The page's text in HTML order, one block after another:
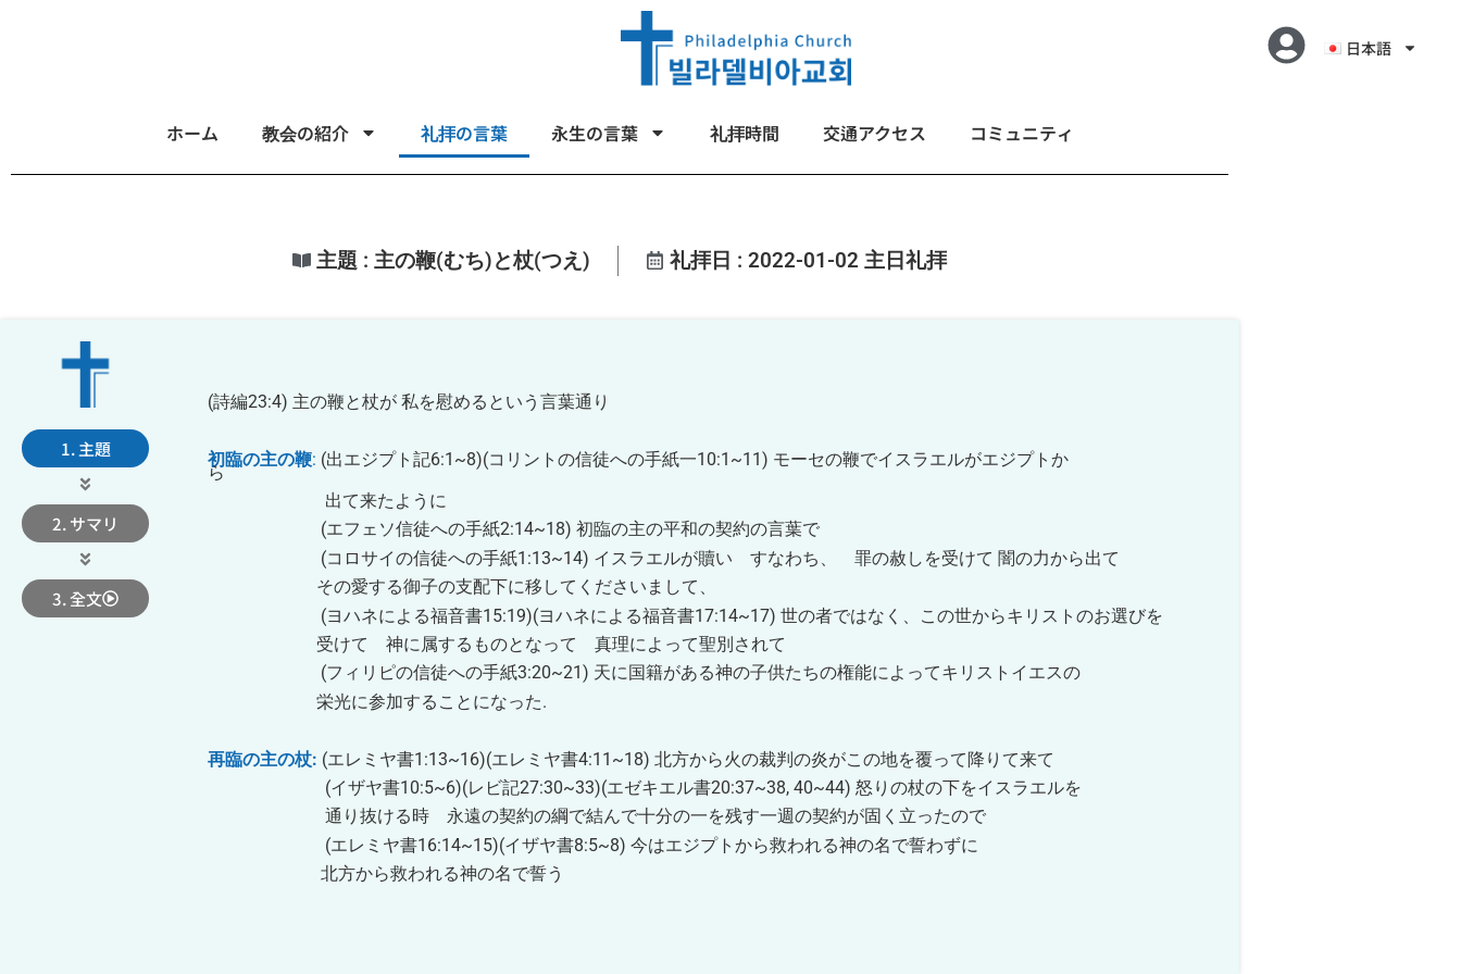
日本語
ホーム 教会の紹介 礼拝の言葉 永生の言葉 礼拝時間 交通アクセス コミュニティ
主題 : 主の鞭(むち)と杖(つえ) 礼拝日 : 2022-01-02 主日礼拝
1. 主題
2. サマリ
3. 全文
(詩編23:4) 主の鞭と杖が 私を慰めるという言葉通り
初臨の主の鞭: (出エジプト記6:1~8)(コリントの信徒への手紙一10:1~11) モーセの鞭でイスラエルがエジプトか
ら
出て来たように
(エフェソ信徒への手紙2:14~18) 初臨の主の平和の契約の言葉で
(コロサイの信徒への手紙1:13~14) イスラエルが贖い すなわち、 罪の赦しを受けて 闇の力から出て
その愛する御子の支配下に移してくださいまして、
(ヨハネによる福音書15:19)(ヨハネによる福音書17:14~17) 世の者ではなく、この世からキリストのお選びを
受けて 神に属するものとなって 真理によって聖別されて
(フィリピの信徒への手紙3:20~21) 天に国籍がある神の子供たちの権能によってキリストイエスの
栄光に参加することになった.
再臨の主の杖: (エレミヤ書1:13~16)(エレミヤ書4:11~18) 北方から火の裁判の炎がこの地を覆って降りて来て
(イザヤ書10:5~6)(レビ記27:30~33)(エゼキエル書20:37~38, 40~44) 怒りの杖の下をイスラエルを
通り抜ける時 永遠の契約の綱で結んで十分の一を残す一週の契約が固く立ったので
(エレミヤ書16:14~15)(イザヤ書8:5~8) 今はエジプトから救われる神の名で誓わずに
北方から救われる神の名で誓う